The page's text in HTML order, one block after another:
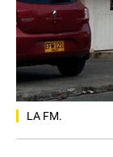
LA FM.